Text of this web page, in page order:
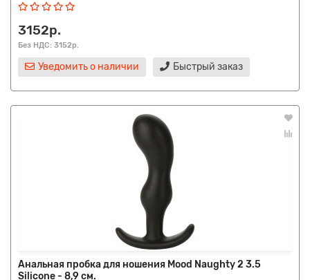
3152р.
Без НДС: 3152р.
Уведомить о наличии Быстрый заказ
Анальная пробка для ношения Mood Naughty 2 3.5
Silicone - 8,9 см.